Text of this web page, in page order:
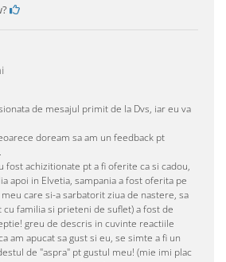
de mesajul primit de la Dvs, iar eu va
doream sa am un feedback pt
fost achizitionate pt a fi oferite ca si cadou,
apoi in Elvetia, sampania a fost oferita pe
meu care si-a sarbatorit ziua de nastere, sa
familia si prieteni de suflet) a fost de
greu de descris in cuvinte reactiile
am apucat sa gust si eu, se simte a fi un
de "aspra" pt gustul meu! (mie imi plac